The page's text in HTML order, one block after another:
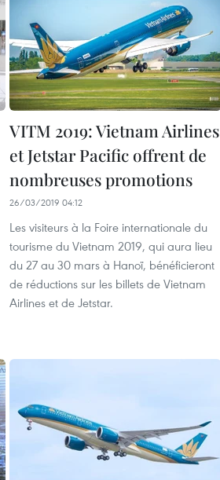
VITM 2019: Vietnam Airlines
et Jetstar Pacific offrent de
nombreuses promotions
26/03/2019 04:12
Les visiteurs à la Foire internationale du
tourisme du Vietnam 2019, qui aura lieu
du 27 au 30 mars à Hanoï, bénéficieront
de réductions sur les billets de Vietnam
Airlines et de Jetstar.